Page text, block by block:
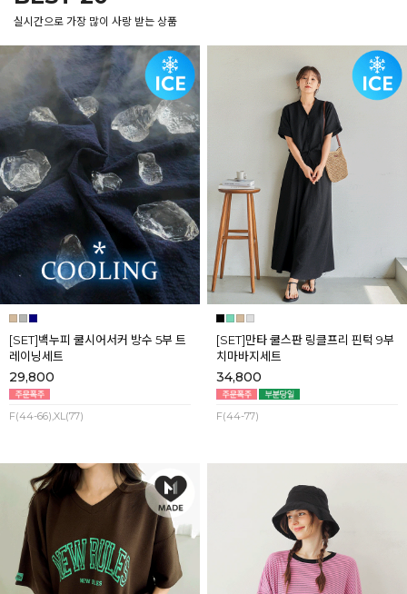
실시간으로 가장 많이 사랑 받는 상품
[SET]백누피 쿨시어서커 방수 5부 트
레이닝세트
29,800
F(44-66),XL(77)
[SET]만타 쿨스판 링클프리 핀턱 9부
치마바지세트
34,800
F(44-77)